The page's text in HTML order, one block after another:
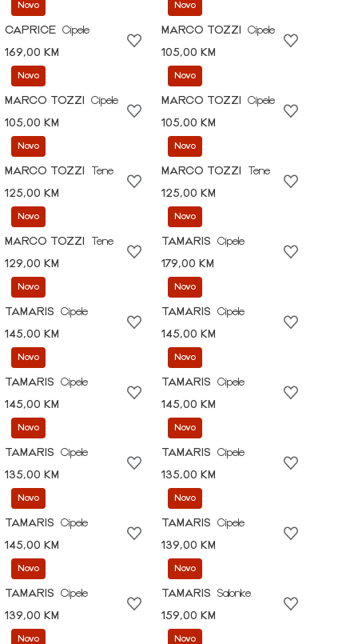
Novo
CAPRICE Cipele
169,00 KM
Novo
MARCO TOZZI
Cipele
105,00 KM
Novo
MARCO TOZZI
Cipele
105,00 KM
Novo
MARCO TOZZI
Cipele
105,00 KM
Novo
MARCO TOZZI
Tene
125,00 KM
Novo
MARCO TOZZI
Tene
125,00 KM
Novo
MARCO TOZZI
Tene
129,00 KM
Novo
TAMARIS
Cipele
179,00 KM
Novo
TAMARIS
Cipele
145,00 KM
Novo
TAMARIS
Cipele
145,00 KM
Novo
TAMARIS
Cipele
145,00 KM
Novo
TAMARIS
Cipele
145,00 KM
Novo
TAMARIS
Cipele
135,00 KM
Novo
TAMARIS
Cipele
135,00 KM
Novo
TAMARIS
Cipele
145,00 KM
Novo
TAMARIS
Cipele
139,00 KM
Novo
TAMARIS
Cipele
139,00 KM
Novo
TAMARIS
Salonke
159,00 KM
Novo Novo